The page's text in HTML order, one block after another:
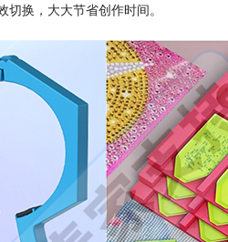
换，大大节省创作时间。